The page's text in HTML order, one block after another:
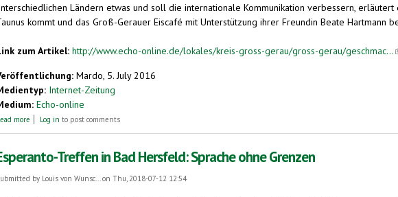
Ländern etwas und soll die internationale Kommunikation verbessern, erläutert
kommt und das Groß-Gerauer Eiscafé mit Unterstützung ihrer Freundin Beate Hartmann
zum Artikel: http://www.echo-online.de/lokales/kreis-gross-gerau/gross-gerau/geschmac...
Mardo, 5. July 2016
Internet-Zeitung
Echo-online
more about Geschmack von Basilikum bis Gurke
Log in to post comments
Treffen in Bad Hersfeld: Sprache ohne Grenzen
by Louis von Wunsc...on Thu, 2018-07-12 12:54